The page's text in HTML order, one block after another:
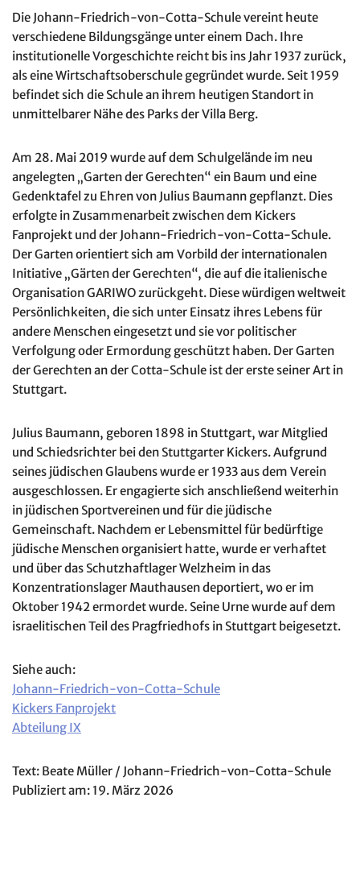
Die Johann-Friedrich-von-Cotta-Schule vereint heute
verschiedene Bildungsgänge unter einem Dach. Ihre
institutionelle Vorgeschichte reicht bis ins Jahr 1937 zurück,
als eine Wirtschaftsoberschule gegründet wurde. Seit 1959
befindet sich die Schule an ihrem heutigen Standort in
unmittelbarer Nähe des Parks der Villa Berg.
Am 28. Mai 2019 wurde auf dem Schulgelände im neu
angelegten „Garten der Gerechten“ ein Baum und eine
Gedenktafel zu Ehren von Julius Baumann gepflanzt. Dies
erfolgte in Zusammenarbeit zwischen dem Kickers
Fanprojekt und der Johann-Friedrich-von-Cotta-Schule.
Der Garten orientiert sich am Vorbild der internationalen
Initiative „Gärten der Gerechten“, die auf die italienische
Organisation GARIWO zurückgeht. Diese würdigen weltweit
Persönlichkeiten, die sich unter Einsatz ihres Lebens für
andere Menschen eingesetzt und sie vor politischer
Verfolgung oder Ermordung geschützt haben. Der Garten
der Gerechten an der Cotta-Schule ist der erste seiner Art in
Stuttgart.
Julius Baumann, geboren 1898 in Stuttgart, war Mitglied
und Schiedsrichter bei den Stuttgarter Kickers. Aufgrund
seines jüdischen Glaubens wurde er 1933 aus dem Verein
ausgeschlossen. Er engagierte sich anschließend weiterhin
in jüdischen Sportvereinen und für die jüdische
Gemeinschaft. Nachdem er Lebensmittel für bedürftige
jüdische Menschen organisiert hatte, wurde er verhaftet
und über das Schutzhaftlager Welzheim in das
Konzentrationslager Mauthausen deportiert, wo er im
Oktober 1942 ermordet wurde. Seine Urne wurde auf dem
israelitischen Teil des Pragfriedhofs in Stuttgart beigesetzt.
Siehe auch:
Johann-Friedrich-von-Cotta-Schule
Kickers Fanprojekt
Abteilung IX
Text: Beate Müller / Johann-Friedrich-von-Cotta-Schule
Publiziert am: 19. März 2026